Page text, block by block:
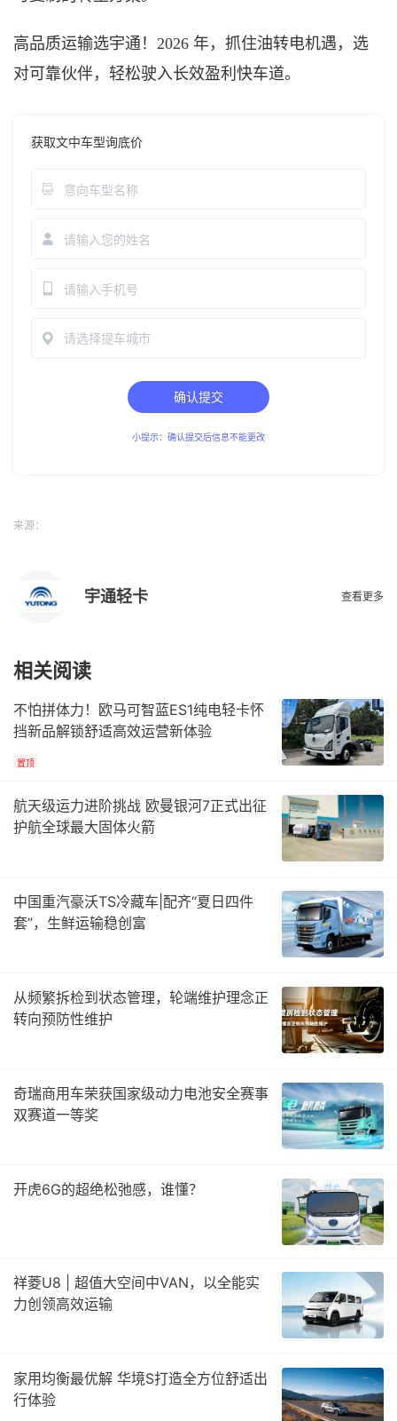
高品质运输选宇通！ 2026 年，抓住油转电机遇，选
对可靠伙伴，轻松驶入长效盈利快车道。
获取文中车型询底价
请选择提车城市
确认提交
小提示：确认提交后信息不能更改
来源：
宇通轻卡 查看更多
相关阅读
不怕拼体力！欧马可智蓝ES1纯电轻卡怀
挡新品解锁舒适高效运营新体验
置顶
航天级运力进阶挑战 欧曼银河7正式出征
护航全球最大固体火箭
中国重汽豪沃TS冷藏车|配齐“夏日四件
套”，生鲜运输稳创富
从频繁拆检到状态管理，轮端维护理念正
转向预防性维护
奇瑞商用车荣获国家级动力电池安全赛事
双赛道一等奖
开虎6G的超绝松弛感，谁懂？
祥菱U8 | 超值大空间中VAN，以全能实
力创领高效运输
家用均衡最优解 华境S打造全方位舒适出
行体验